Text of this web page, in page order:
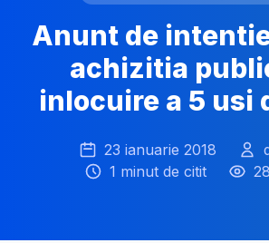
Anunt de
achizitia
inlocuire a 5 usi
23 ianuarie 2018
1 minut de citit